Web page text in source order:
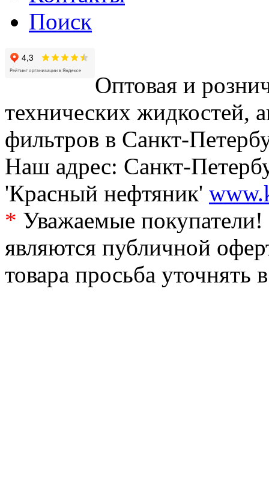
Поиск
Оптовая и
технических жидкостей,
фильтров в Санкт-
Наш адрес: Санкт-
'Красный нефтяник'
* Уважаемые
являются публичной
товара просьба уточнять